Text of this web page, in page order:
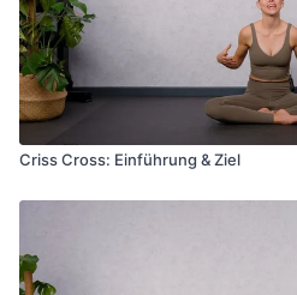
Criss Cross: Einführung & Ziel